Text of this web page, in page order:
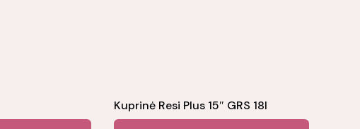
Kuprinė Resi Plus 15″ GRS 18l